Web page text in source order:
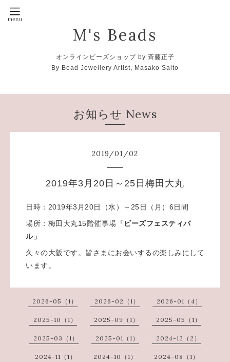
M's Beads
オンラインビーズショップ by 斉藤正子
By Bead Jewellery Artist, Masako Saito
お知らせ News
2019/01/02
2019年3月20日～25日梅田大丸
日時：2019年3月20日（水）～25日（月）6日間
場所：梅田大丸15階催事場 「ビーズフェスティバ
ル」
久々の大阪です。皆さまにお会いするの楽しみにして
います。
2026-05（1） 2026-02（1） 2026-01（4）
2025-10（1） 2025-09（1） 2025-05（1）
2025-03（1） 2025-01（1） 2024-12（2）
2024-11（1） 2024-10（1） 2024-08（1）